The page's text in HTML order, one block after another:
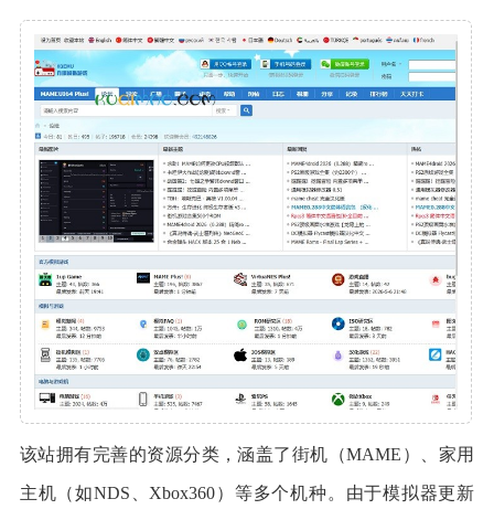
该站拥有完善的资源分类，涵盖了街机（MAME）、家用
主机（如NDS、Xbox360）等多个机种。由于模拟器更新